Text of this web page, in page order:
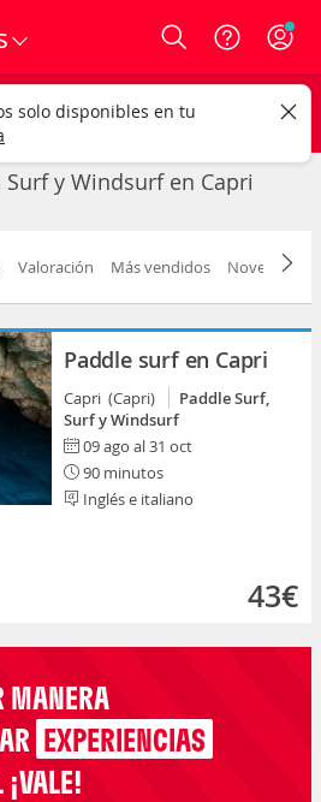
Login
Cualquier fecha
CAMBIAR
Surf y Windsurf en Capri
Valoración Más vendidos Novedad
Paddle surf en Capri
Capri (Capri)
Paddle Surf,
Surf y Windsurf
09 ago al 31 oct
90 minutos
Inglés e italiano
43€
MANERA
EXPERIENCIAS
¡VALE!
solo disponibles en tu